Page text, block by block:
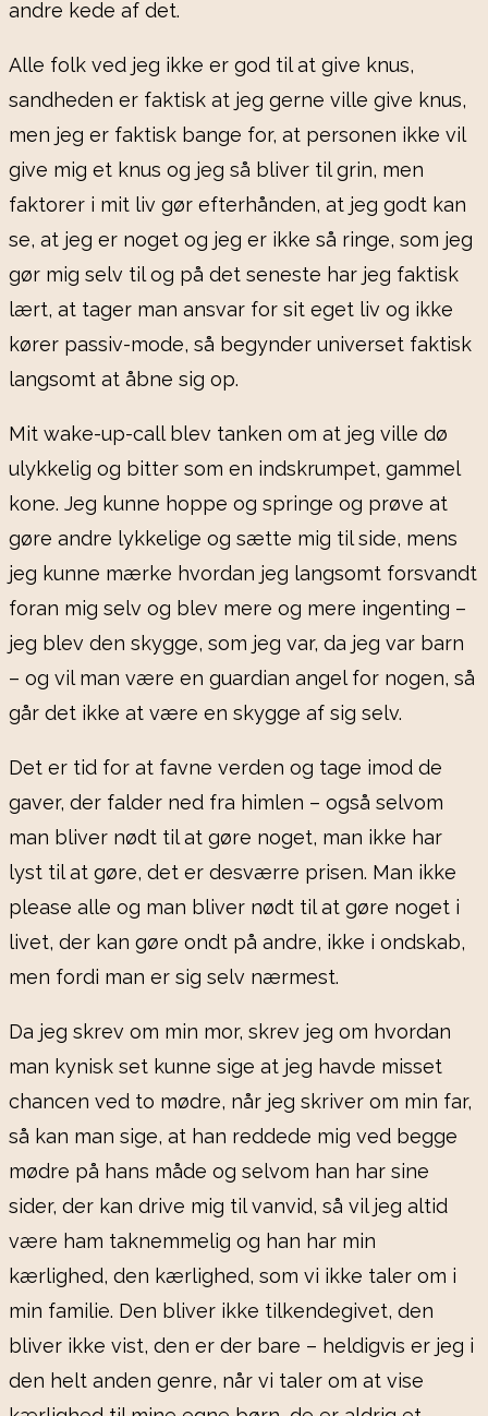
andre kede af det.
Alle folk ved jeg ikke er god til at give knus,
sandheden er faktisk at jeg gerne ville give knus,
men jeg er faktisk bange for, at personen ikke vil
give mig et knus og jeg så bliver til grin, men
faktorer i mit liv gør efterhånden, at jeg godt kan
se, at jeg er noget og jeg er ikke så ringe, som jeg
gør mig selv til og på det seneste har jeg faktisk
lært, at tager man ansvar for sit eget liv og ikke
kører passiv-mode, så begynder universet faktisk
langsomt at åbne sig op.
Mit wake-up-call blev tanken om at jeg ville dø
ulykkelig og bitter som en indskrumpet, gammel
kone. Jeg kunne hoppe og springe og prøve at
gøre andre lykkelige og sætte mig til side, mens
jeg kunne mærke hvordan jeg langsomt forsvandt
foran mig selv og blev mere og mere ingenting –
jeg blev den skygge, som jeg var, da jeg var barn
– og vil man være en guardian angel for nogen, så
går det ikke at være en skygge af sig selv.
Det er tid for at favne verden og tage imod de
gaver, der falder ned fra himlen – også selvom
man bliver nødt til at gøre noget, man ikke har
lyst til at gøre, det er desværre prisen. Man ikke
please alle og man bliver nødt til at gøre noget i
livet, der kan gøre ondt på andre, ikke i ondskab,
men fordi man er sig selv nærmest.
Da jeg skrev om min mor, skrev jeg om hvordan
man kynisk set kunne sige at jeg havde misset
chancen ved to mødre, når jeg skriver om min far,
så kan man sige, at han reddede mig ved begge
mødre på hans måde og selvom han har sine
sider, der kan drive mig til vanvid, så vil jeg altid
være ham taknemmelig og han har min
kærlighed, den kærlighed, som vi ikke taler om i
min familie. Den bliver ikke tilkendegivet, den
bliver ikke vist, den er der bare – heldigvis er jeg i
den helt anden genre, når vi taler om at vise